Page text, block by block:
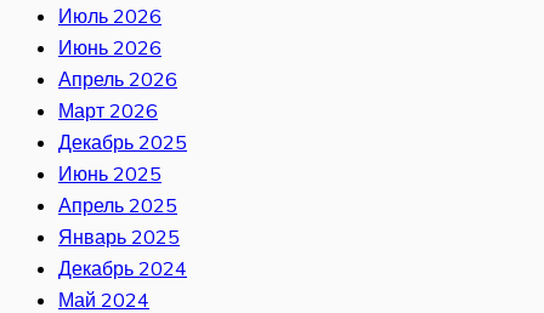
Июль 2026
Июнь 2026
Апрель 2026
Март 2026
Декабрь 2025
Июнь 2025
Апрель 2025
Январь 2025
Декабрь 2024
Май 2024